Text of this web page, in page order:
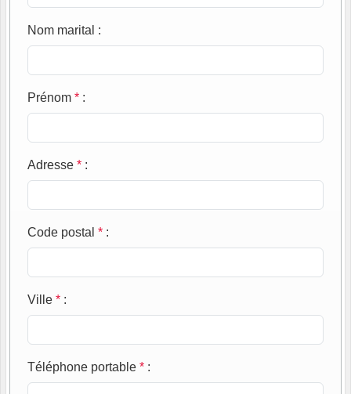
Nom marital :
Prénom * :
Adresse * :
Code postal * :
Ville * :
Téléphone portable * :